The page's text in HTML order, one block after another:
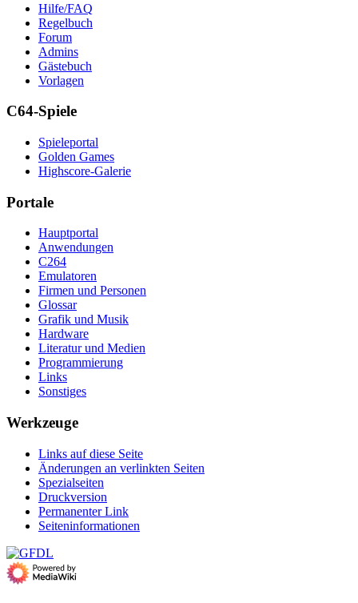
Hilfe/FAQ
Regelbuch
Forum
Admins
Gästebuch
Vorlagen
C64-Spiele
Spieleportal
Golden Games
Highscore-Galerie
Portale
Hauptportal
Anwendungen
C264
Emulatoren
Firmen und Personen
Glossar
Grafik und Musik
Hardware
Literatur und Medien
Programmierung
Links
Sonstiges
Werkzeuge
Links auf diese Seite
Änderungen an verlinkten Seiten
Spezialseiten
Druckversion
Permanenter Link
Seiten­­informationen